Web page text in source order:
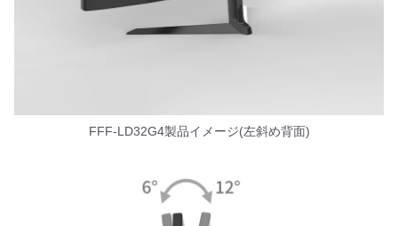
FFF-LD32G4製品イメージ(左斜め背面)